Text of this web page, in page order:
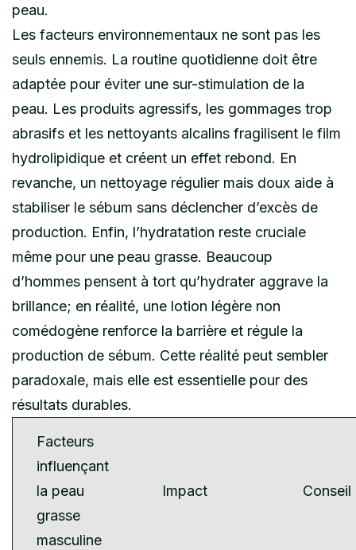
peau.
Les facteurs environnementaux ne sont pas les
seuls ennemis. La routine quotidienne doit être
adaptée pour éviter une sur-stimulation de la
peau. Les produits agressifs, les gommages trop
abrasifs et les nettoyants alcalins fragilisent le film
hydrolipidique et créent un effet rebond. En
revanche, un nettoyage régulier mais doux aide à
stabiliser le sébum sans déclencher d’excès de
production. Enfin, l’hydratation reste cruciale
même pour une peau grasse. Beaucoup
d’hommes pensent à tort qu’hydrater aggrave la
brillance; en réalité, une lotion légère non
comédogène renforce la barrière et régule la
production de sébum. Cette réalité peut sembler
paradoxale, mais elle est essentielle pour des
résultats durables.
Facteurs
influençant
la peau
grasse
masculine
Impact Conseil